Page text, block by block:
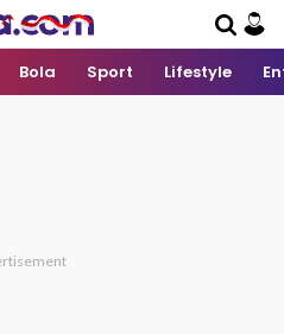
Bola Sport Lifestyle